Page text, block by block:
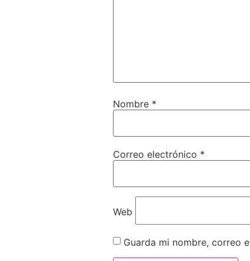
Nombre *
Correo electrónico *
Web
Guarda mi nombre, correo